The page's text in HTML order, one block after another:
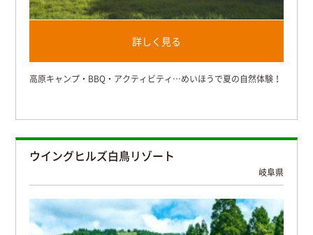
詳しく見る
高原キャンプ・BBQ・アクティビティ…めいほうで夏の自然体験！
ウイングヒルズ白鳥リゾート
岐阜県